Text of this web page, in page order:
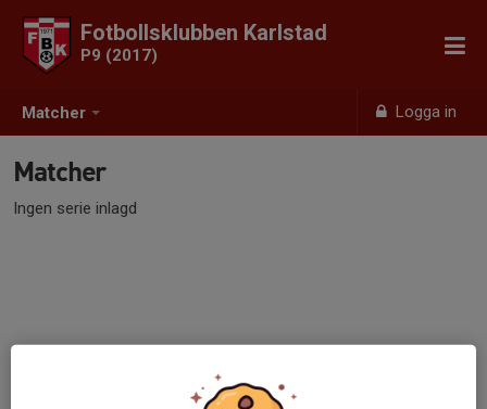
Matcher Logga in
Fotbollsklubben Karlstad
P9 (2017)
Matcher
Ingen serie inlagd